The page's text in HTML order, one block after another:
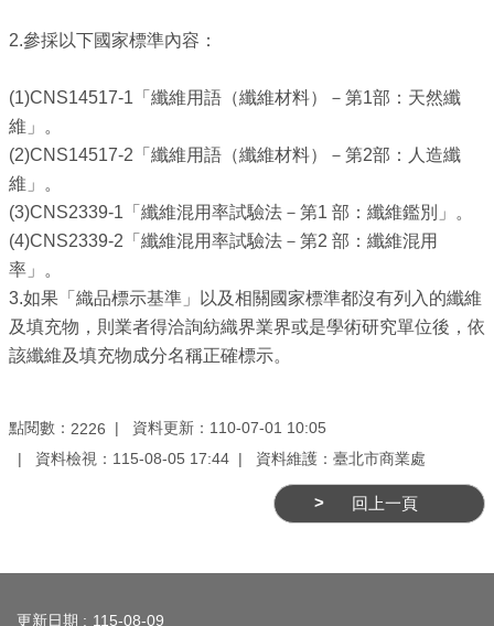
關
紹
業
務
資
訊
線
上
服
務
司
及
記
2.參採以下國家標準內容：
(1)CNS14517-1「纖維用語（纖維材料）－第1部：天然纖
維」。
(2)CNS14517-2「纖維用語（纖維材料）－第2部：人造纖
維」。
(3)CNS2339-1「纖維混用率試驗法－第1 部：纖維鑑別」。
(4)CNS2339-2「纖維混用率試驗法－第2 部：纖維混用
率」。
3.如果「織品標示基準」以及相關國家標準都沒有列入的纖維
及填充物，則業者得洽詢紡織界業界或是學術研究單位後，依
該纖維及填充物成分名稱正確標示。
點閱數： 2226
資料更新：110-07-01 10:05
資料檢視：115-08-05 17:44
資料維護：臺北市商業處
回上一頁
更新日期 115-08-09